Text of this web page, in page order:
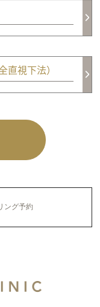
視下法）
ング予約